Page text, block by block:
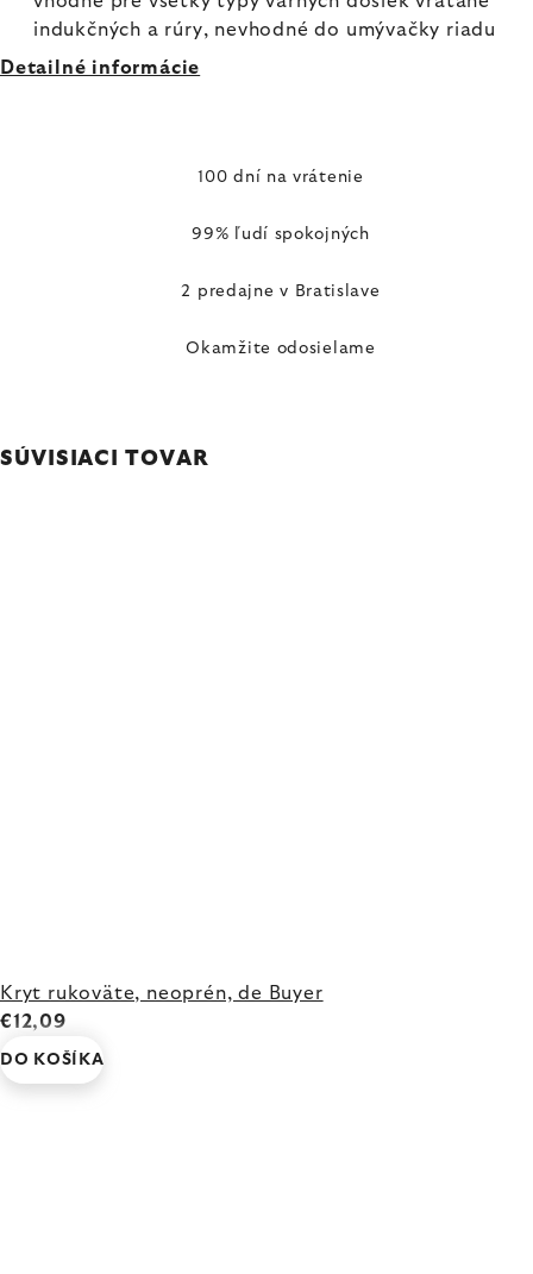
indukčných a rúry, nevhodné do umývačky riadu
Detailné informácie
100 dní na vrátenie
99% ľudí spokojných
2 predajne v Bratislave
Okamžite odosielame
SÚVISIACI TOVAR
Kryt rukoväte, neoprén, de Buyer
€12,09
DO KOŠÍKA